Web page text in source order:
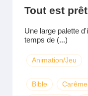
Tout est
Une large palette
temps de (...)
Animation/Jeu
Bible Carême